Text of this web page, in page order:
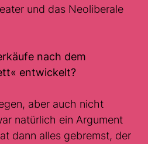
und das Neoliberale
nach dem
entwickelt?
aber auch nicht
natürlich ein Argument
dann alles gebremst, der